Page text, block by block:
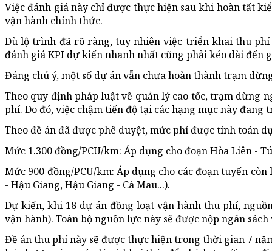
Việc đánh giá này chỉ được thực hiện sau khi hoàn tất
vận hành chính thức.
Dù lộ trình đã rõ ràng, tuy nhiên việc triển khai thu
đánh giá KPI dự kiến nhanh nhất cũng phải kéo dài đến
Đáng chú ý, một số dự án vẫn chưa hoàn thành trạm
Theo quy định pháp luật về quản lý cao tốc, trạm
phí. Do đó, việc chậm tiến độ tại các hạng mục này
Theo đề án đã được phê duyệt, mức phí được tính toán
Mức 1.300 đồng/PCU/km: Áp dụng cho đoạn Hòa Liên -
Mức 900 đồng/PCU/km: Áp dụng cho các đoạn tuyến
- Hậu Giang, Hậu Giang - Cà Mau...).
Dự kiến, khi 18 dự án đồng loạt vận hành thu phí,
vận hành). Toàn bộ nguồn lực này sẽ được nộp ngân
Đề án thu phí này sẽ được thực hiện trong thời gian 7